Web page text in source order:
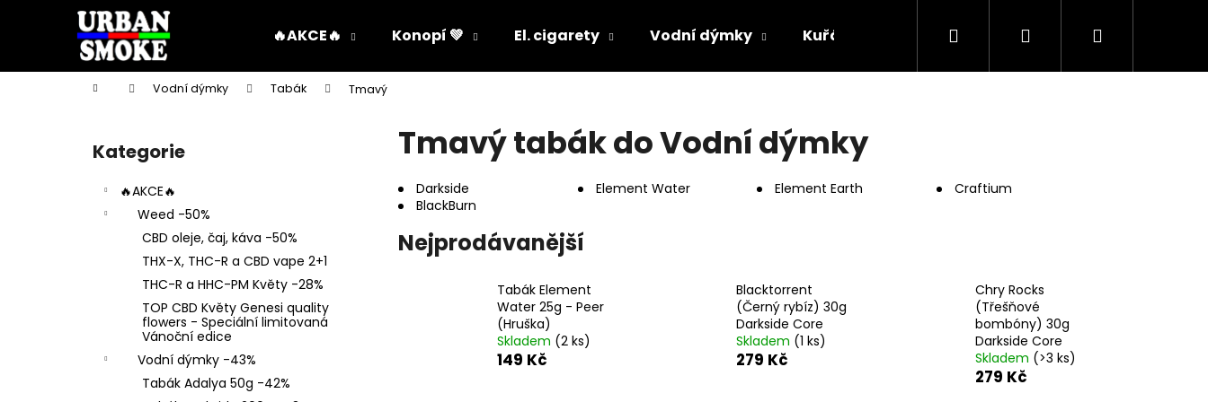
🔥AKCE🔥 Konopí 💚 El. cigarety Vodní dýmky Kuřácké potřeby Žvýkací tabák
Hledat PřihlášeníNákupní
Domů Vodní dýmky Tabák Tmavý
Přeskočit
kategorie
Kategorie
🔥AKCE🔥
Weed -50%
CBD oleje, čaj, káva -50%
THX-X, THC-R a CBD vape 2+1
THC-R a HHC-PM Květy -28%
TOP CBD Květy Genesi quality
flowers - Speciální limitovaná
Vánoční edice
Vodní dýmky -43%
Tabák Adalya 50g -42%
Tmavý tabák do Vodní dýmky
Darkside Element Water Element Earth
Craftium
BlackBurn
Nejprodávanější
Tabák Element
Water 25g - Peer
(Hruška)
Skladem (2 ks)
149 Kč
Blacktorrent
(Černý rybíz) 30g
Darkside Core
Skladem (1 ks)
279 Kč
Chry Rocks
(Třešňové
bombóny) 30g
Darkside Core
Skladem (>3 ks)
279 Kč
í
Zpět
do
Zpět
do
Doporučujeme
Následující